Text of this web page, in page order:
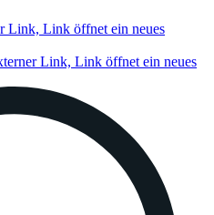
Link, Link öffnet ein neues
Link, Link öffnet ein neues